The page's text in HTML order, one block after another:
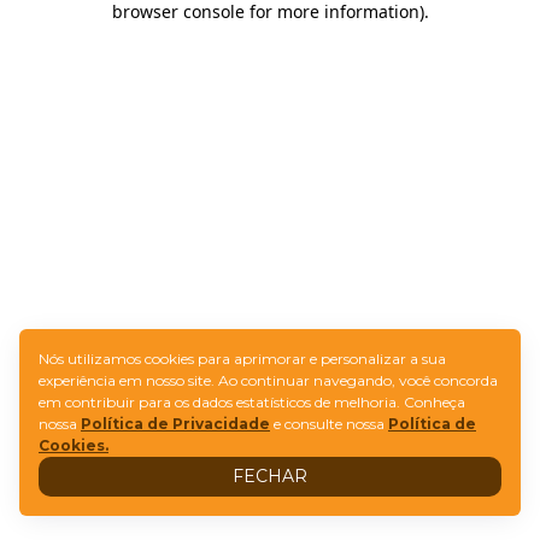
browser console for more information).
Nós utilizamos cookies para aprimorar e personalizar a sua
experiência em nosso site. Ao continuar navegando, você concorda
em contribuir para os dados estatísticos de melhoria. Conheça
nossa Política de Privacidade e consulte nossa Política de
Cookies.
FECHAR